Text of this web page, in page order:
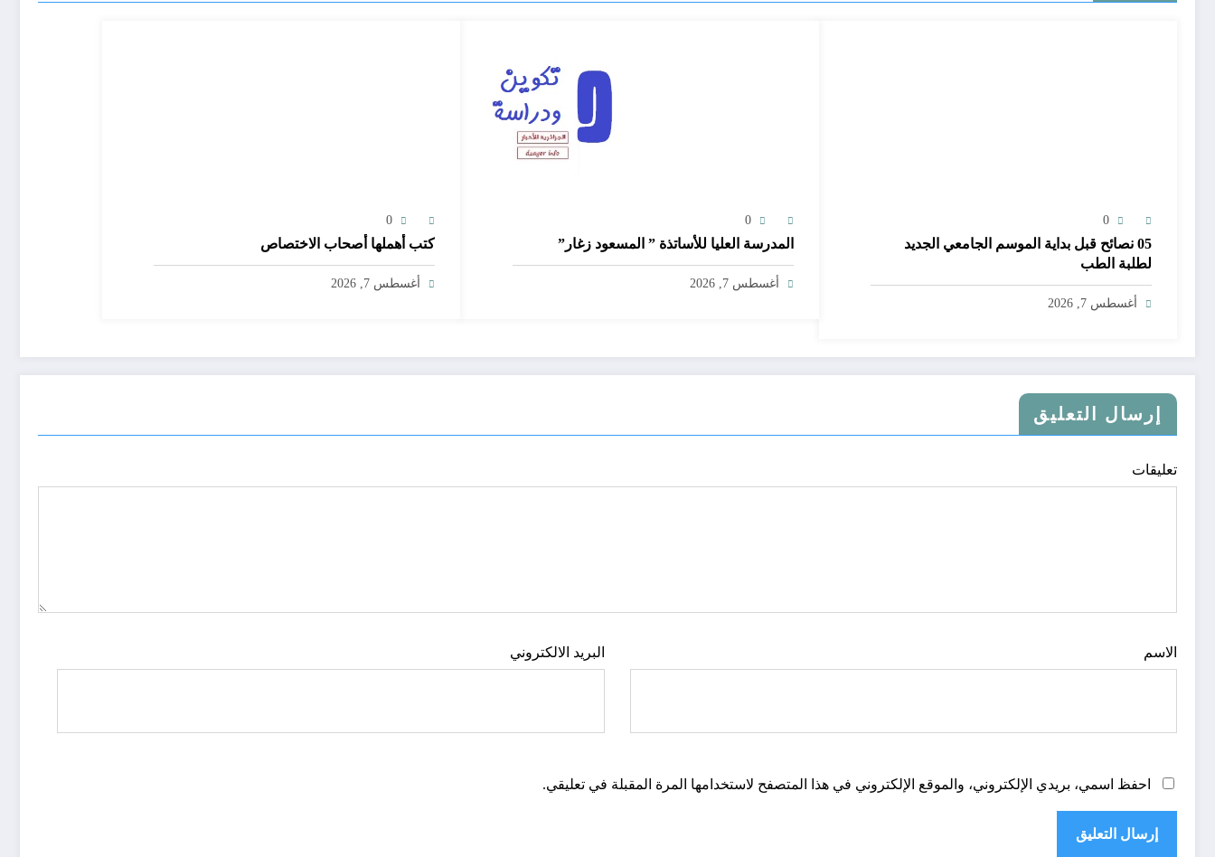
0
05 نصائح قبل بداية الموسم الجامعي الجديد
لطلبة الطب
أغسطس 7, 2026
0
المدرسة العليا للأساتذة ” المسعود زغار”
أغسطس 7, 2026
0
كتب أهملها أصحاب الاختصاص
أغسطس 7, 2026
إرسال التعليق
تعليقات
الاسم البريد الالكتروني
احفظ اسمي، بريدي الإلكتروني، والموقع الإلكتروني في هذا المتصفح لاستخدامها المرة المقبلة في تعليقي.